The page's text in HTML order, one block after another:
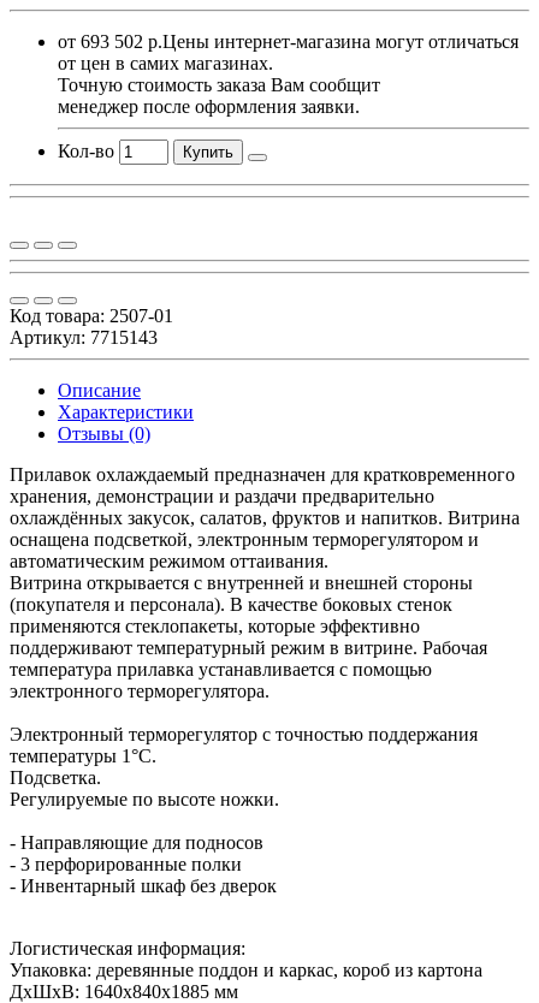
от 693 502 р.Цены интернет-магазина могут отличаться
от цен в самих магазинах.
Точную стоимость заказа Вам сообщит
менеджер после оформления заявки.
Кол-во Купить
Код товара: 2507-01
Артикул: 7715143
Описание
Характеристики
Отзывы (0)
Прилавок охлаждаемый предназначен для кратковременного
хранения, демонстрации и раздачи предварительно
охлаждённых закусок, салатов, фруктов и напитков. Витрина
оснащена подсветкой, электронным терморегулятором и
автоматическим режимом оттаивания.
Витрина открывается с внутренней и внешней стороны
(покупателя и персонала). В качестве боковых стенок
применяются стеклопакеты, которые эффективно
поддерживают температурный режим в витрине. Рабочая
температура прилавка устанавливается с помощью
электронного терморегулятора.
Электронный терморегулятор с точностью поддержания
температуры 1°С.
Подсветка.
Регулируемые по высоте ножки.
- Направляющие для подносов
- 3 перфорированные полки
- Инвентарный шкаф без дверок
Логистическая информация:
Упаковка: деревянные поддон и каркас, короб из картона
ДxШxВ: 1640х840х1885 мм